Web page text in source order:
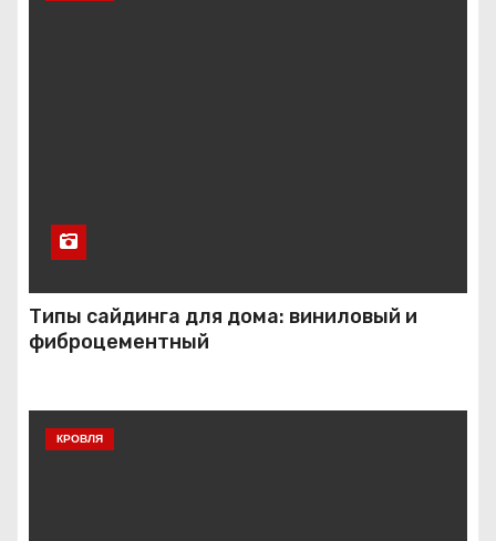
Типы сайдинга для дома: виниловый и
фиброцементный
КРОВЛЯ